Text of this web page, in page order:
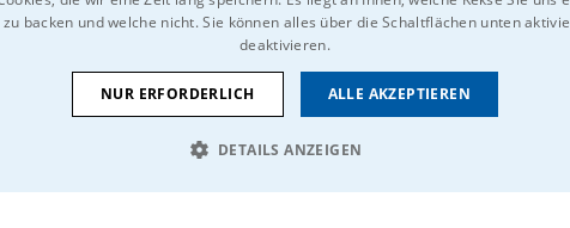
haben könnte?Zögern Sie nicht und
backen und welche nicht. Sie können alles über die Schaltflächen unten
deaktivieren.
ALLE AKZEPTIEREN
NUR ERFORDERLICH
DETAILS ANZEIGEN